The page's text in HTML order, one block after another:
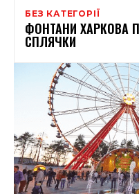
БЕЗ КАТЕГОРІЇ
ФОНТАНИ ХАРКОВА
СПЛЯЧКИ